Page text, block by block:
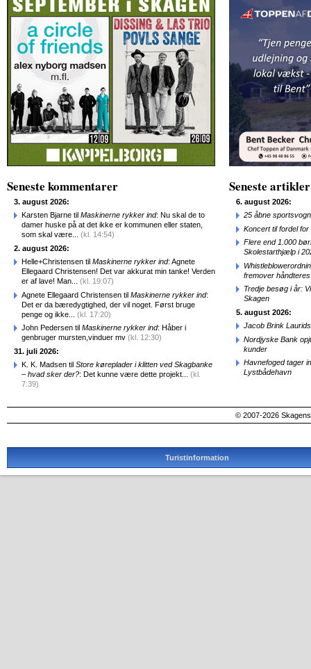
Seneste kommentarer
3. august 2026:
Karsten Bjarne til Maskinerne rykker ind: Nu skal de to
damer huske på at det ikke er kommunen eller staten,
som skal være... (kl. 14:54)
2. august 2026:
Helle+Christensen til Maskinerne rykker ind: Agnete
Ellegaard Christensen! Det var akkurat min tanke! Verden
er af lave! Man... (kl. 19:07)
Agnete Ellegaard Christensen til Maskinerne rykker ind:
Det er da bæredygtighed, der vil noget. Først bruge
penge og ikke... (kl. 17:20)
John Pedersen til Maskinerne rykker ind: Håber i
genbruger mursten,vinduer mv (kl. 12:30)
31. juli 2026:
K. K. Madsen til Store køreplader i klitten ved Skagbanke
– hvad sker der?: Det kunne være dette projekt... (kl.
7:39)
Seneste artikler
6. august 2026:
25 åbne
Koncert til fordel
Flere end 1.000
Skolestarthjælp i
fremover
Tredje besøg i år:
Skagen
5. august 2026:
Jacob Brink
Nordjyske Bank
kunder
Havnefoged tager
Lystbådehavn
© 2007-2026
Turistinformation